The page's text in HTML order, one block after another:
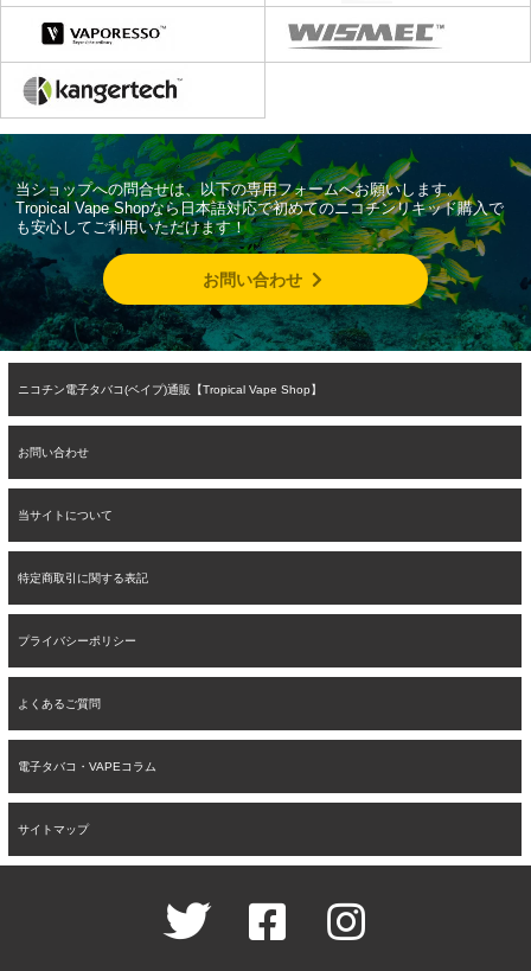
当ショップへの問合せは、以下の専用フォームへお願いします。
Tropical Vape Shopなら日本語対応で初めてのニコチンリキッド購入で
も安心してご利用いただけます！
お問い合わせ
ニコチン電子タバコ(ベイプ)通販【Tropical Vape Shop】
お問い合わせ
当サイトについて
特定商取引に関する表記
プライバシーポリシー
よくあるご質問
電子タバコ・VAPEコラム
サイトマップ